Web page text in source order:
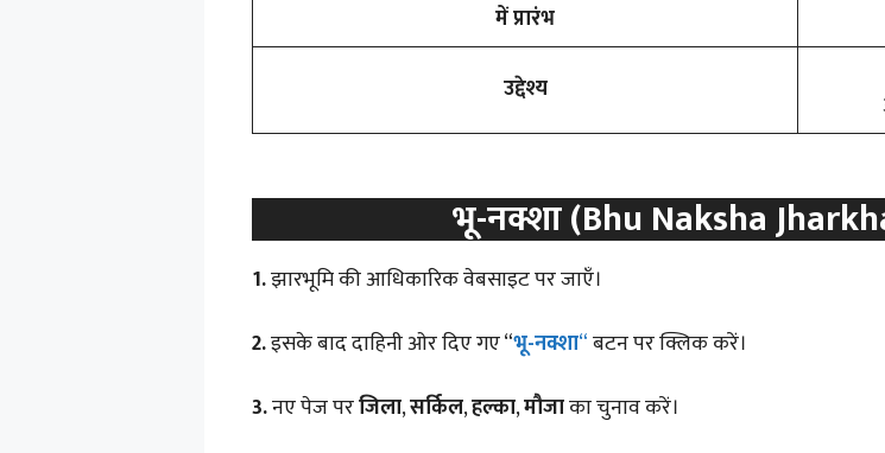
में प्रारंभ
उद्देश्य
भू-नक्शा (Bhu Naksha
1.झारभूमि की आधिकारिक वेबसाइट पर जाएँ।
2.इसके बाद दाहिनी ओर दिए गए “भू-नक्शा“बटन पर क्लिक करें।
3.नए पेज परजिला,सर्किल,हल्का,मौजाका चुनाव करें।